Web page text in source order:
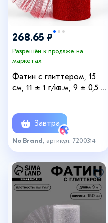
268.65 ₽
Разрешён к продаже на
маркетах
Фатин с глиттером, 15
см, 11 ± 1 г/кв.м, 9 ± 0,5 м,
Завтра
No Brand , артикул: 7200314